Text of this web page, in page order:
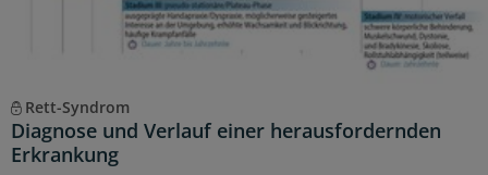
Rett-Syndrom
Diagnose und Verlauf einer herausfordernden
Erkrankung